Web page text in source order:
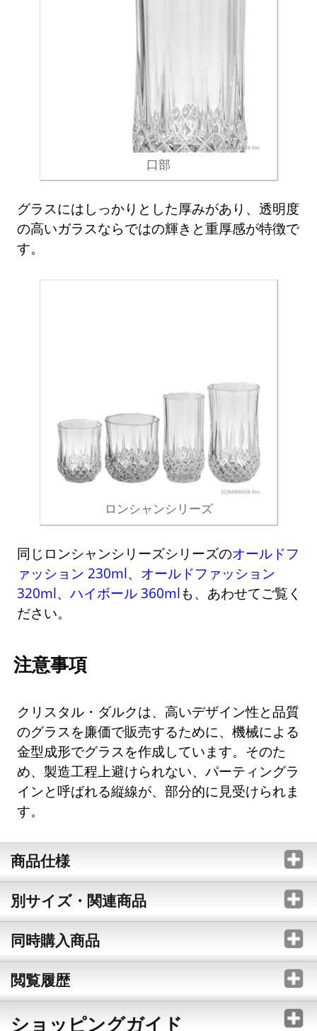
口部
グラスにはしっかりとした厚みがあり、透明度
の高いガラスならではの輝きと重厚感が特徴で
す。
ロンシャンシリーズ
同じロンシャンシリーズシリーズのオールドフ
ァッション 230ml、 オールドファッション
320ml、ハイボール 360mlも、あわせてご覧く
ださい。
注意事項
クリスタル・ダルクは、高いデザイン性と品質
のグラスを廉価で販売するために、機械による
金型成形でグラスを作成しています。そのた
め、製造工程上避けられない、パーティングラ
インと呼ばれる縦線が、部分的に見受けられま
す。
商品仕様
別サイズ・関連商品
同時購入商品
閲覧履歴
ショッピングガイド